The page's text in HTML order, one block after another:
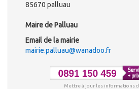
85670 palluau
Maire de Palluau
Email de la mairie
mairie.palluau@wanadoo.fr
Mettre à jour les informations